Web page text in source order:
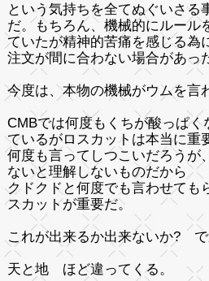
という気持ちを全てぬぐいさる
だ。もちろん、機械的にルール
ていたが精神的苦痛を感じる為
注文が間に合わない場合があっ
今度は、本物の機械がウムを言
CMBでは何度もくちが酸っぱ
ているがロスカットは本当に重
何度も言ってしつこいだろうが
ないと理解しないものだから
クドクドと何度でも言わせて
スカットが重要だ。
これが出来るか出来ないか?
天と地ほど違ってくる。